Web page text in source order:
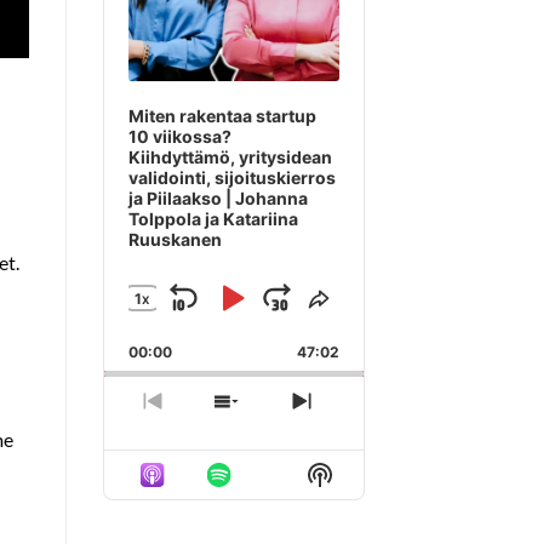
Miten rakentaa startup
10 viikossa?
Kiihdyttämö, yritysidean
validointi, sijoituskierros
ja Piilaakso | Johanna
Tolppola ja Katariina
Ruuskanen
CHANGE
RATE
1X
SKIP
BACKWARD
PLAY
PAUSE
JUMP
FORWARD
SHARE
EPISODE
00:00 47:02
PREVIOUSSHOW
LIST
NEXT
Show
Podcast